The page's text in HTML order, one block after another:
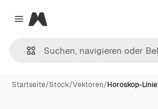
Close menu
Magnific
Startseite/Stock/Vektoren/Horoskop-